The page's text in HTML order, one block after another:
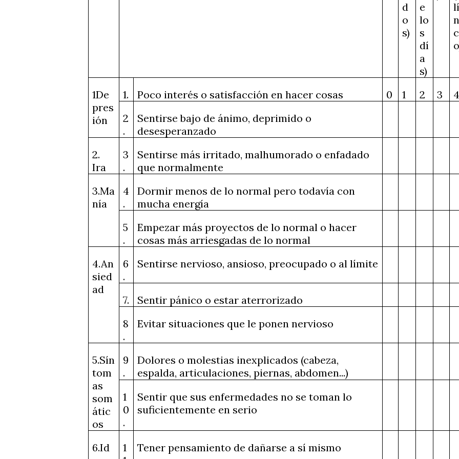
d
o
s)
e
lo
s
dí
a
s)
lí
c
1De
pres
ión
1. Poco interés o satisfacción en hacer cosas 0 1 2 3
4
2
.
Sentirse bajo de ánimo, deprimido o
desesperanzado
2.
Ira
3
.
Sentirse más irritado, malhumorado o enfadado
que normalmente
3.Ma
nía
4
.
Dormir menos de lo normal pero todavía con
mucha energía
5
.
Empezar más proyectos de lo normal o hacer
cosas más arriesgadas de lo normal
4.An
sied
ad
6
.
Sentirse nervioso, ansioso, preocupado o al límite
7.
Sentir pánico o estar aterrorizado
8
.
Evitar situaciones que le ponen nervioso
5.Sín
tom
as
som
átic
os
9
.
Dolores o molestias inexplicados (cabeza,
espalda, articulaciones, piernas, abdomen...)
1
0
.
Sentir que sus enfermedades no se toman lo
suficientemente en serio
6.Id
1
Tener pensamiento de dañarse a sí mismo